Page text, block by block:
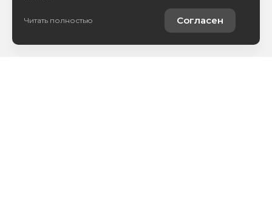
Читать полностью Согласен